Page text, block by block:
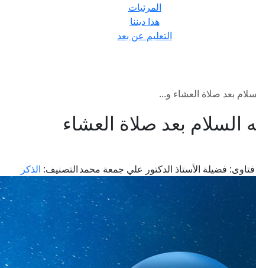
المرئيات
هذا ديننا
التعليم عن بعد
بعد صلاة العشاء و...
السلام بعد صلاة العشاء
فضيلة الأستاذ الدكتور علي جمعة محمدالتصنيف: الذكر